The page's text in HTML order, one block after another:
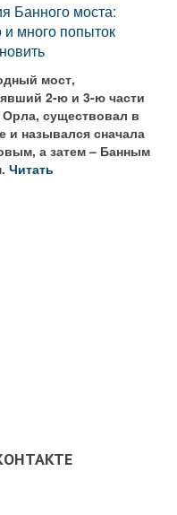
Банного моста:
и много попыток
мост,
2-ю и 3-ю части
Орла, существовал в
и назывался сначала
а затем – Банным
Читать